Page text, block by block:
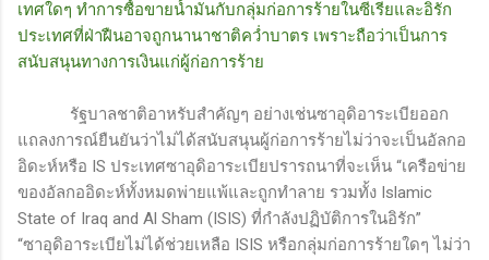
เทศใดๆ ทำการซื้อขายน้ำมันกับกลุ่มก่อการร้ายในซีเรียและอิรัก
ประเทศที่ฝ่าฝืนอาจถูกนานาชาติคว่ำบาตร เพราะถือว่าเป็นการ
สนับสนุนทางการเงินแก่ผู้ก่อการร้าย
รัฐบาลชาติอาหรับสำคัญๆ อย่างเช่นซาอุดิอาระเบียออก
แถลงการณ์ยืนยันว่าไม่ได้สนับสนุนผู้ก่อการร้ายไม่ว่าจะเป็นอัลกอ
อิดะห์หรือ IS ประเทศซาอุดิอาระเบียปรารถนาที่จะเห็น “เครือข่าย
ของอัลกออิดะห์ทั้งหมดพ่ายแพ้และถูกทำลาย รวมทั้ง Islamic
State of Iraq and Al Sham (ISIS) ที่กำลังปฏิบัติการในอิรัก”
“ซาอุดิอาระเบียไม่ได้ช่วยเหลือ ISIS หรือกลุ่มก่อการร้ายใดๆ ไม่ว่า